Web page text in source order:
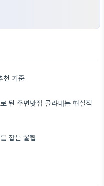
천 기준
된 주변맛집 골라내는 현실적
잡는 꿀팁